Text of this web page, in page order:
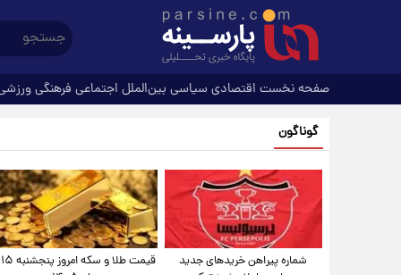
صفحه نخست اقتصادی سیاسی بین‌الملل اجتماعی فرهنگی
گوناگون
شماره پیراهن خریدهای جدید
قیمت طلا و سکه امروز پنجشنبه ۱۵